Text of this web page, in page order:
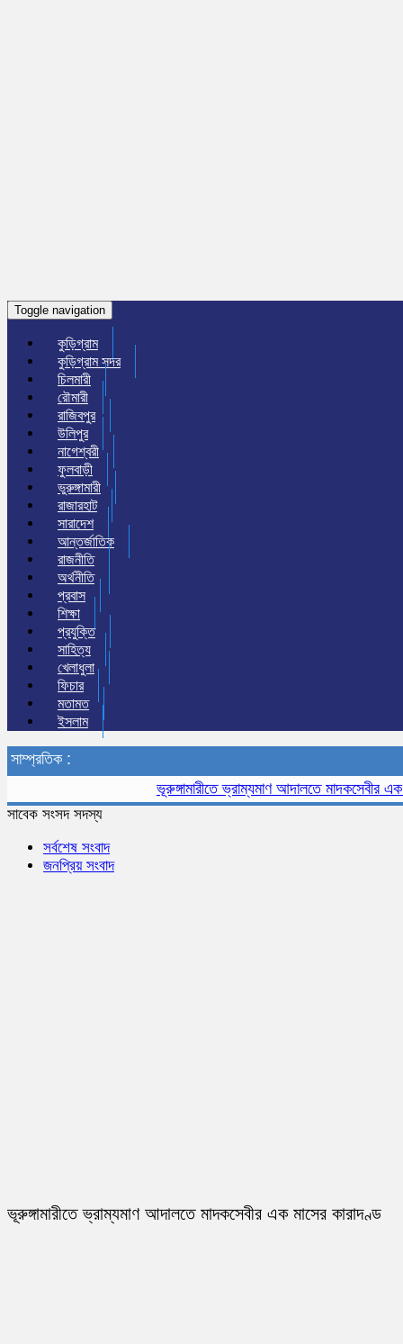
Toggle navigation
কুড়িগ্রাম
কুড়িগ্রাম সদর
চিলমারী
রৌমারী
রাজিবপুর
উলিপুর
নাগেশ্বরী
ফুলবাড়ী
ভুরুঙ্গামারী
রাজারহাট
সারাদেশ
আন্তর্জাতিক
রাজনীতি
অর্থনীতি
প্রবাস
শিক্ষা
প্রযুক্তি
সাহিত্য
খেলাধুলা
ফিচার
মতামত
ইসলাম
সাম্প্রতিক :
ভূরুঙ্গামারীতে ভ্রাম্যমাণ আদালতে মাদকসেবীর এক
সাবেক সংসদ সদস্য
সর্বশেষ সংবাদ
জনপ্রিয় সংবাদ
ভূরুঙ্গামারীতে ভ্রাম্যমাণ আদালতে মাদকসেবীর এক মাসের কারাদণ্ড